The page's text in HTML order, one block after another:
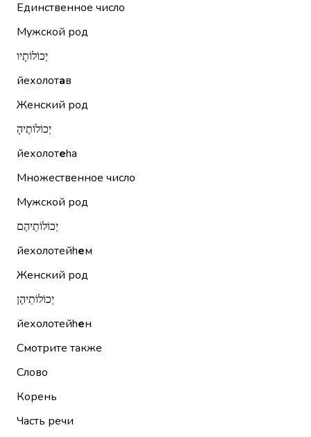
Единственное число
Мужской род
יְכוֹלוֹתָיו
йехолотав
Женский род
יְכוֹלוֹתֶיהָ
йехолотеhа
Множественное число
Мужской род
יְכוֹלוֹתֵיהֶם
йехолотейhем
Женский род
יְכוֹלוֹתֵיהֶן
йехолотейhен
Смотрите также
Слово
Корень
Часть речи